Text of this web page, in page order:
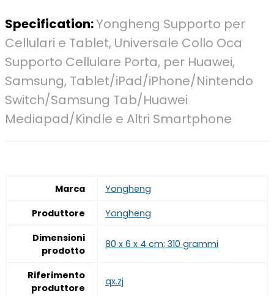
Specification:Yongheng Supporto per
Cellulari e Tablet, Universale Collo Oca
Supporto Cellulare Porta, per Huawei,
Samsung, Tablet/iPad/iPhone/Nintendo
Switch/Samsung Tab/Huawei
Mediapad/Kindle e Altri Smartphone
Marca
‎Yongheng
Produttore
‎Yongheng
Dimensioni
prodotto
‎80 x 6 x 4 cm; 310 grammi
Riferimento
produttore
‎qx.zj